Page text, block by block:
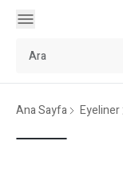
Ana Sayfa Eyeliner